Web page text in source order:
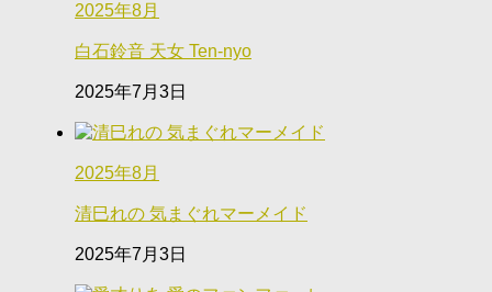
2025年8月
白石鈴音 天女 Ten-nyo
2025年7月3日
2025年8月
清巳れの 気まぐれマーメイド
2025年7月3日